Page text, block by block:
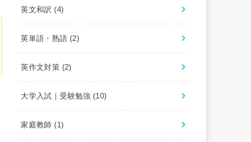
英文和訳 (4)
英単語・熟語 (2)
英作文対策 (2)
大学入試｜受験勉強 (10)
家庭教師 (1)